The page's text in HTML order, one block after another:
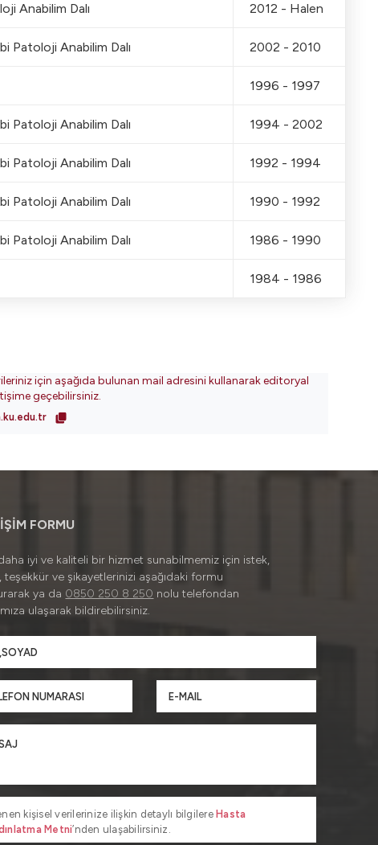
Anabilim Dalı 2012 - Halen
Patoloji Anabilim Dalı 2002 - 2010
1996 - 1997
Patoloji Anabilim Dalı 1994 - 2002
Patoloji Anabilim Dalı 1992 - 1994
Patoloji Anabilim Dalı 1990 - 1992
Patoloji Anabilim Dalı 1986 - 1990
1984 - 1986
için aşağıda bulunan mail adresini kullanarak editoryal
geçebilirsiniz.
FORMU
iyi ve kaliteli bir hizmet sunabilmemiz için istek,
teşekkür ve şikayetlerinizi aşağıdaki formu
ya da 0850 250 8 250 nolu telefondan
ulaşarak bildirebilirsiniz.
kişisel verilerinize ilişkin detaylı bilgilere Hasta
Metni’nden ulaşabilirsiniz.